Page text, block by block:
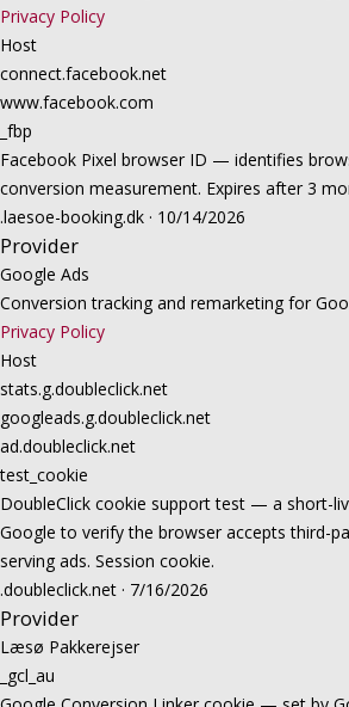
Privacy Policy
Host
connect.facebook.net
www.facebook.com
_fbp
Facebook Pixel browser ID — identifies
conversion measurement. Expires after 3
.laesoe-booking.dk · 10/14/2026
Provider
Google Ads
Conversion tracking and remarketing for
Privacy Policy
Host
stats.g.doubleclick.net
googleads.g.doubleclick.net
ad.doubleclick.net
test_cookie
DoubleClick cookie support test — a short-
Google to verify the browser accepts third-
serving ads. Session cookie.
.doubleclick.net · 7/16/2026
Provider
Læsø Pakkerejser
_gcl_au